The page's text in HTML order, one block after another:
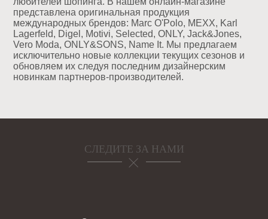
представлена оригинальная продукция
международных брендов: Marc O'Polo, MEXX, Karl
Lagerfeld, Digel, Motivi, Selected, ONLY, Jack&Jones,
Vero Moda, ONLY&SONS, Name It. Мы предлагаем
исключительно новые коллекции текущих сезонов и
обновляем их следуя последним дизайнерским
новинкам партнеров-производителей.
СЛЕДИТЕ ЗА НАМИ